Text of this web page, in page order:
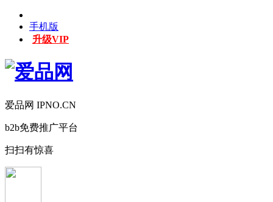
手机版
升级VIP
爱品网 IPNO.CN
b2b免费推广平台
扫扫有惊喜